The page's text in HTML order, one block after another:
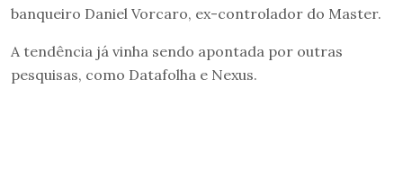
banqueiro Daniel Vorcaro, ex-controlador do Master.
A tendência já vinha sendo apontada por outras
pesquisas, como Datafolha e Nexus.